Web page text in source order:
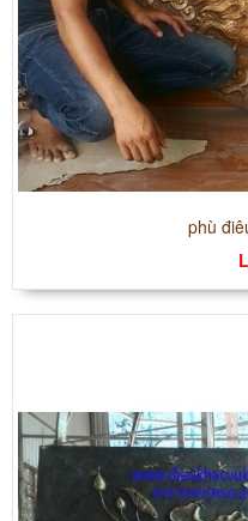
phù